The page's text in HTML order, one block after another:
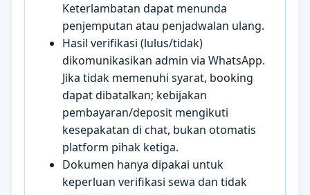
Keterlambatan dapat menunda
penjemputan atau penjadwalan ulang.
Hasil verifikasi (lulus/tidak)
dikomunikasikan admin via WhatsApp.
Jika tidak memenuhi syarat, booking
dapat dibatalkan; kebijakan
pembayaran/deposit mengikuti
kesepakatan di chat, bukan otomatis
platform pihak ketiga.
Dokumen hanya dipakai untuk
keperluan verifikasi sewa dan tidak